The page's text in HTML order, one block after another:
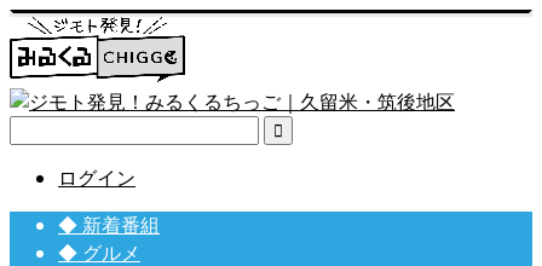

ログイン
◆ 新着番組
◆ グルメ